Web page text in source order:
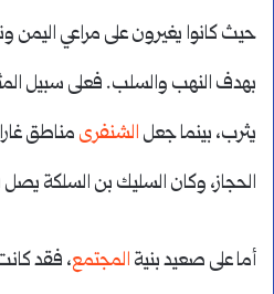
حيث كانوا يغيرون على مراعي اليمن
بهدف النهب والسلب. فعلى سبيل
يثرب، بينما جعل الشنفرى مناطق
الحجاز، وكان السليك بن السلكة
أما على صعيد بنية المجتمع، فقد